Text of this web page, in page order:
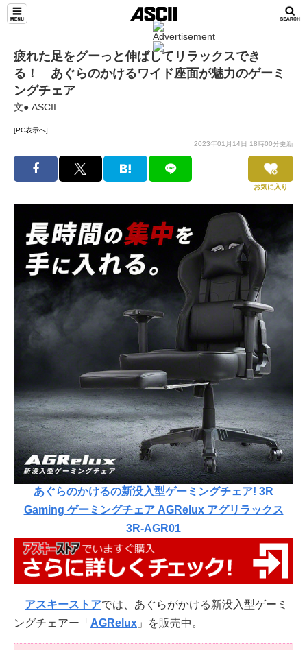
疲れた足をグーっと伸ばしてリラックスでき
る！ あぐらのかけるワイド座面が魅力のゲーミ
ングチェア
文● ASCII
[PC表示へ]
2023年01月14日 18時00分更新
お気に入り
あぐらのかけるの新没入型ゲーミングチェア! 3R
Gaming ゲーミングチェア AGRelux アグリラックス
3R-AGR01
アスキーストアでは、あぐらがかける新没入型ゲーミ
ングチェアー「 AGRelux 」を販売中。